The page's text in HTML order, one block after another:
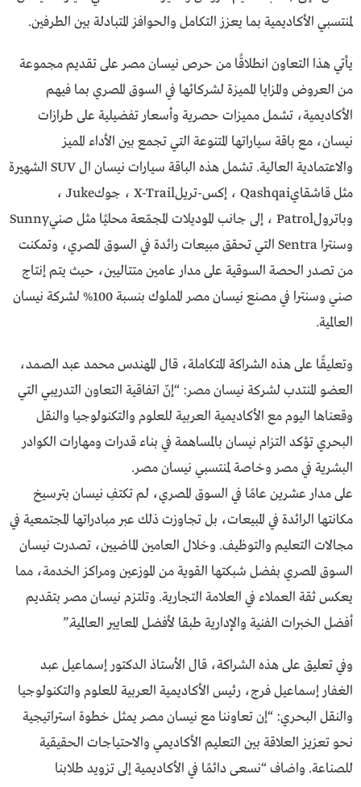
لمنتسبي الأكاديمية بما يعزز التكامل والحوافز المتبادلة بين الطرفين.
يأتي هذا التعاون انطلاقًا من حرص نيسان مصر على تقديم مجموعة
من العروض والمزايا المميزة لشركائها في السوق المصري بما فيهم
الأكاديمية، تشمل مميزات حصرية وأسعار تفضيلية على طرازات
نيسان، مع باقة سياراتها المتنوعة التي تجمع بين الأداء المميز
والاعتمادية العالية. تشمل هذه الباقة سيارات نيسان ال SUV الشهيرة
مثل قاشقايQashqai ، إكس-تريلX-Trail ، جوكJuke ،
وباترولPatrol ، إلى جانب الموديلات المجمّعة محليًا مثل صنيSunny
وسنترا Sentra التي تحقق مبيعات رائدة في السوق المصري، وتمكنت
من تصدر الحصة السوقية على مدار عامين متتاليين، حيث يتم إنتاج
صني وسنترا في مصنع نيسان مصر المملوك بنسبة 100% لشركة نيسان
العالمية.
وتعليقًا على هذه الشراكة المتكاملة، قال المهندس محمد عبد الصمد،
العضو المنتدب لشركة نيسان مصر: “إنّ اتفاقية التعاون التدريبي التي
وقعناها اليوم مع الأكاديمية العربية للعلوم والتكنولوجيا والنقل
البحري تؤكد التزام نيسان بالمساهمة في بناء قدرات ومهارات الكوادر
البشرية في مصر وخاصة لمنتسبي نيسان مصر.
على مدار عشرين عامًا في السوق المصري، لم تكتفِ نيسان بترسيخ
مكانتها الرائدة في المبيعات، بل تجاوزت ذلك عبر مبادراتها المجتمعية في
مجالات التعليم والتوظيف. وخلال العامين الماضيين، تصدرت نيسان
السوق المصري بفضل شبكتها القوية من الموزعين ومراكز الخدمة، مما
يعكس ثقة العملاء في العلامة التجارية. وتلتزم نيسان مصر بتقديم
أفضل الخبرات الفنية والإدارية طبقا لأفضل المعايير العالمية.”
وفي تعليق على هذه الشراكة، قال الأستاذ الدكتور إسماعيل عبد
الغفار إسماعيل فرج، رئيس الأكاديمية العربية للعلوم والتكنولوجيا
والنقل البحري: “إن تعاوننا مع نيسان مصر يمثل خطوة استراتيجية
نحو تعزيز العلاقة بين التعليم الأكاديمي والاحتياجات الحقيقية
للصناعة. واضاف “نسعى دائمًا في الأكاديمية إلى تزويد طلابنا